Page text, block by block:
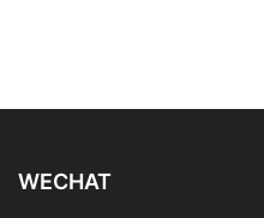
WECHAT